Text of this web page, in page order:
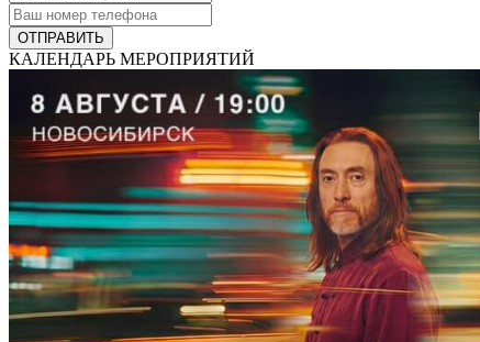
ОТПРАВИТЬ
КАЛЕНДАРЬ МЕРОПРИЯТИЙ